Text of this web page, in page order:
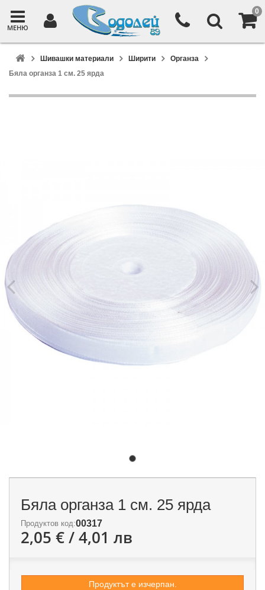
0
МЕНЮ
Шивашки материали Ширити
Органза
Бяла органза 1 см. 25 ярда
Бяла органза 1 см. 25 ярда
Продуктов код:00317
2,05 € / 4,01 лв
Продуктът е изчерпан.